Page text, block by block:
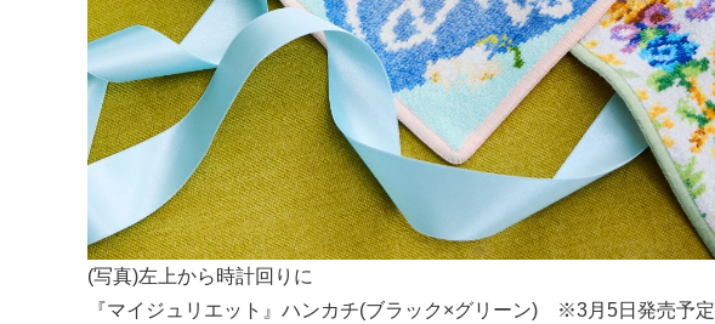
(写真)左上から時計回りに
『マイジュリエット』ハンカチ(ブラック×グリーン) ※3月5日発売予定